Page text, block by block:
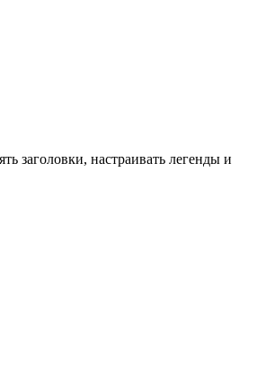
заголовки, настраивать легенды и